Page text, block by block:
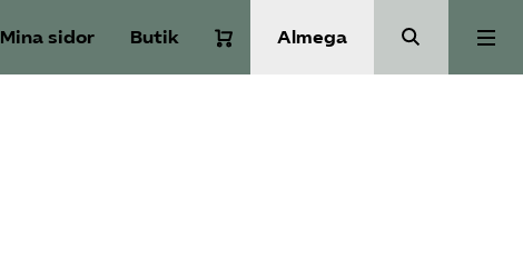
Mina sidor Butik Almega